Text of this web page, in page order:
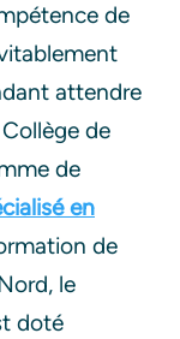
de
attendre
de
de
en
de
le
doté